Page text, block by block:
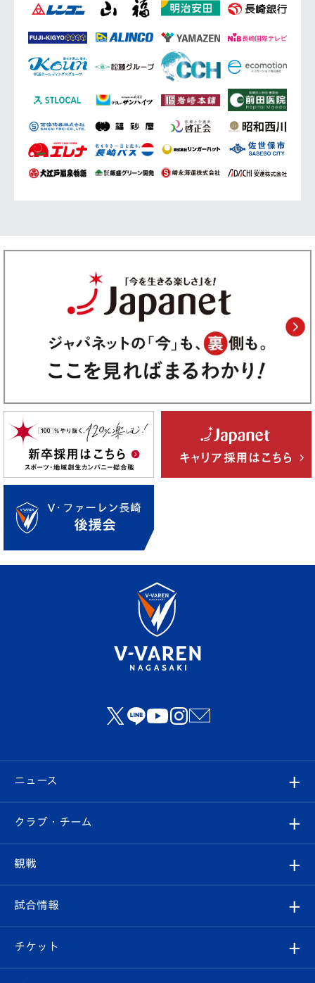
ニュース
すべて
クラブ
試合情報
クラブ・チーム
クラブ概要
エンブレム紹介
観戦
観戦ルール
はじめての観戦ガイド
試合情報
試合日程/結果
チケット